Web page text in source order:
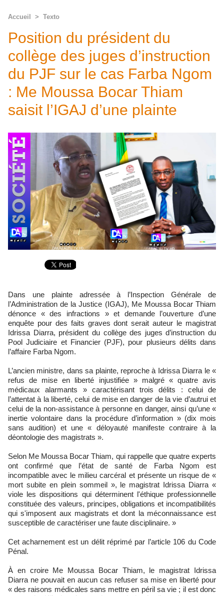
Accueil > Texto
Position du président du
collège des juges d’instruction
du PJF sur le cas Farba Ngom
: Me Moussa Bocar Thiam
saisit l’IGAJ d’une plainte
Dans une plainte adressée à l’Inspection Générale de
l’Administration de la Justice (IGAJ), Me Moussa Bocar Thiam
dénonce « des infractions » et demande l’ouverture d’une
enquête pour des faits graves dont serait auteur le magistrat
Idrissa Diarra, président du collège des juges d’instruction du
Pool Judiciaire et Financier (PJF), pour plusieurs délits dans
l’affaire Farba Ngom.
L’ancien ministre, dans sa plainte, reproche à Idrissa Diarra le «
refus de mise en liberté injustifiée » malgré « quatre avis
médicaux alarmants » caractérisant trois délits : celui de
l’attentat à la liberté, celui de mise en danger de la vie d’autrui et
celui de la non-assistance à personne en danger, ainsi qu’une «
inertie volontaire dans la procédure d’information » (dix mois
sans audition) et une « déloyauté manifeste contraire à la
déontologie des magistrats ».
Selon Me Moussa Bocar Thiam, qui rappelle que quatre experts
ont confirmé que l’état de santé de Farba Ngom est
incompatible avec le milieu carcéral et présente un risque de «
mort subite en plein sommeil », le magistrat Idrissa Diarra «
viole les dispositions qui déterminent l'éthique professionnelle
constituée des valeurs, principes, obligations et incompatibilités
qui s'imposent aux magistrats et dont la méconnaissance est
susceptible de caractériser une faute disciplinaire. »
Cet acharnement est un délit réprimé par l’article 106 du Code
Pénal.
À en croire Me Moussa Bocar Thiam, le magistrat Idrissa
Diarra ne pouvait en aucun cas refuser sa mise en liberté pour
« des raisons médicales sans mettre en péril sa vie ; il est donc